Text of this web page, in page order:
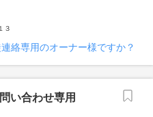
３
絡専用のオーナー様ですか？
い合わせ専用